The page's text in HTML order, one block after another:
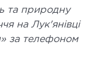
та природну
на Лук'янівці
за телефоном